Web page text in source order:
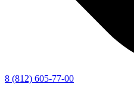
8 (812) 605-77-00